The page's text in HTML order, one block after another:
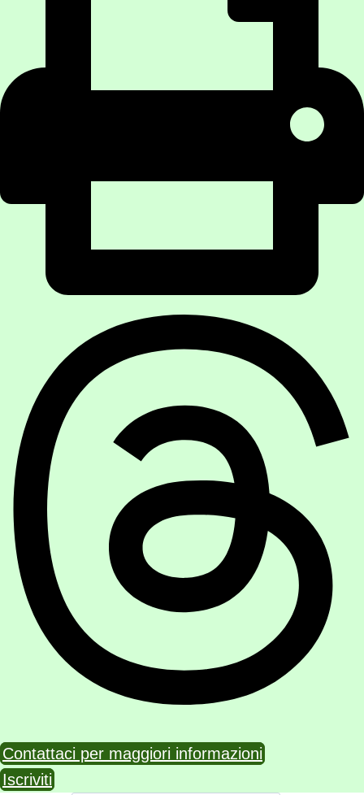
Contattaci per maggiori informazioni
Iscriviti